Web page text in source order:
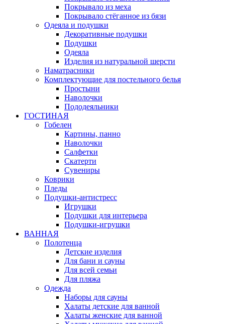
Покрывало из меха
Покрывало стёганное из бязи
Одеяла и подушки
Декоративные подушки
Подушки
Одеяла
Изделия из натуральной шерсти
Наматраcники
Комплектующие для постельного белья
Простыни
Наволочки
Пододеяльники
ГОСТИНАЯ
Гобелен
Картины, панно
Наволочки
Салфетки
Скатерти
Сувениры
Коврики
Пледы
Подушки-антистресс
Игрушки
Подушки для интерьера
Подушки-игрушки
ВАННАЯ
Полотенца
Детские изделия
Для бани и сауны
Для всей семьи
Для пляжа
Одежда
Наборы для сауны
Халаты детские для ванной
Халаты женские для ванной